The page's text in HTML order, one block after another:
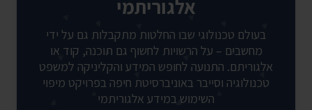
אלגוריתמי
בעולם טכנולוגי שבו החלטות מתקבלות גם על ידי
מחשבים – על הרשויות לחשוף גם תוכנה, קוד או
אלגוריתם. התנועה לחופש המידע והקליניקה למשפט
טכנולוגיה וסייבר באוניברסיטת חיפה בפרויקט מיפוי
השימוש במידע אלגוריתמי